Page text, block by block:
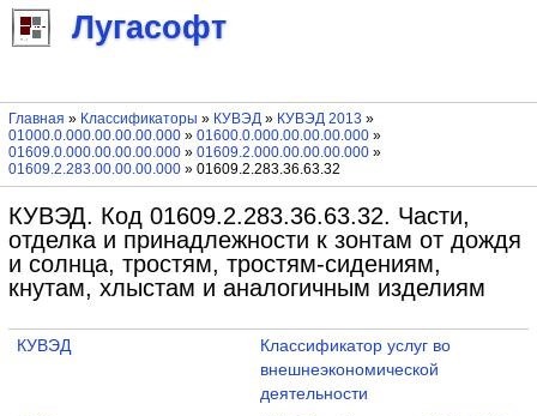
Лугасофт
Главная » Классификаторы » КУВЭД» КУВЭД 2013 »
01000.0.000.00.00.00.000» 01600.0.000.00.00.00.000»
01609.0.000.00.00.00.000» 01609.2.000.00.00.00.000»
01609.2.283.00.00.00.000» 01609.2.283.36.63.32
КУВЭД. Код 01609.2.283.36.63.32. Части,
отделка и принадлежности к зонтам от дождя
и солнца, тростям, тростям-сидениям,
кнутам, хлыстам и аналогичным изделиям
КУВЭД
Классификатор услуг во
внешнеэкономической
деятельности